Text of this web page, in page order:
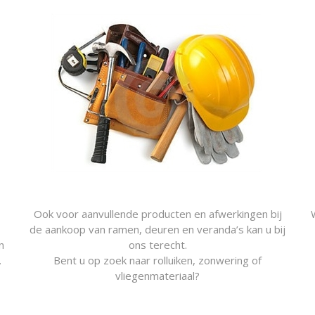
Ook voor aanvullende producten en afwerkingen bij
de aankoop van ramen, deuren en veranda’s kan u bij
ons terecht.
Bent u op zoek naar rolluiken, zonwering of
vliegenmateriaal?